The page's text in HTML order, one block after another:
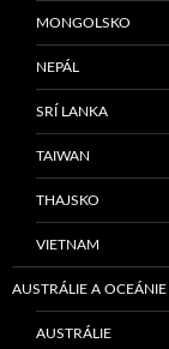
MONGOLSKO
NEPÁL
SRÍ LANKA
TAIWAN
THAJSKO
VIETNAM
AUSTRÁLIE A OCEÁNIE
AUSTRÁLIE